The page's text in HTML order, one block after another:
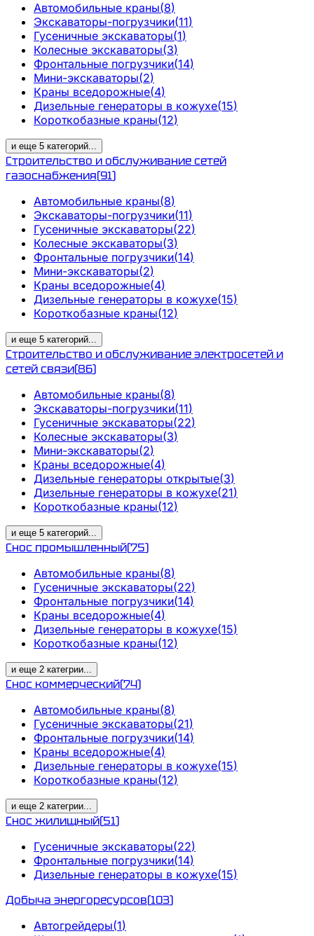
Автомобильные краны(8)
Экскаваторы-погрузчики(11)
Гусеничные экскаваторы(1)
Колесные экскаваторы(3)
Фронтальные погрузчики(14)
Мини-экскаваторы(2)
Краны вседорожные(4)
Дизельные генераторы в кожухе(15)
Короткобазные краны(12)
и еще 5 категорий...
Строительство и обслуживание сетей
газоснабжения(91)
Автомобильные краны(8)
Экскаваторы-погрузчики(11)
Гусеничные экскаваторы(22)
Колесные экскаваторы(3)
Фронтальные погрузчики(14)
Мини-экскаваторы(2)
Краны вседорожные(4)
Дизельные генераторы в кожухе(15)
Короткобазные краны(12)
и еще 5 категорий...
Строительство и обслуживание электросетей и
сетей связи(86)
Автомобильные краны(8)
Экскаваторы-погрузчики(11)
Гусеничные экскаваторы(22)
Колесные экскаваторы(3)
Мини-экскаваторы(2)
Краны вседорожные(4)
Дизельные генераторы открытые(3)
Дизельные генераторы в кожухе(21)
Короткобазные краны(12)
и еще 5 категорий...
Снос промышленный(75)
Автомобильные краны(8)
Гусеничные экскаваторы(22)
Фронтальные погрузчики(14)
Краны вседорожные(4)
Дизельные генераторы в кожухе(15)
Короткобазные краны(12)
и еще 2 категрии...
Снос коммерческий(74)
Автомобильные краны(8)
Гусеничные экскаваторы(21)
Фронтальные погрузчики(14)
Краны вседорожные(4)
Дизельные генераторы в кожухе(15)
Короткобазные краны(12)
и еще 2 категрии...
Снос жилищный(51)
Гусеничные экскаваторы(22)
Фронтальные погрузчики(14)
Дизельные генераторы в кожухе(15)
Добыча энергоресурсов(103)
Автогрейдеры(1)